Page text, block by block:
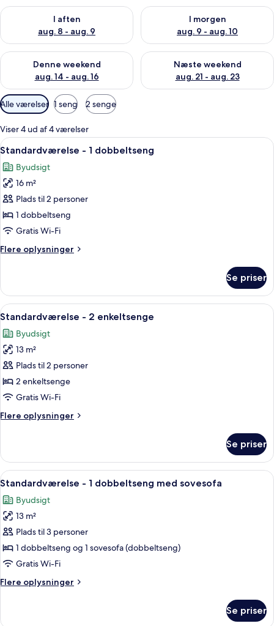
I aften
aug. 8 - aug. 9
Tjek tilgængelighed for i aften aug. 8 - aug. 9
I morgen
aug. 9 - aug. 10
Tjek tilgængelighed for i
Denne weekend
aug. 14 - aug. 16
Tjek tilgængelighed for denne weekend aug. 14 - aug. 16
Næste weekend
aug. 21 - aug. 23
Tjek tilgængelighed for næste
Tilgængelige
filtre
for
værelser
Alle værelser 1 seng 2 senge
Viser 4 ud af 4 værelser
Indlæs
alle
billeder
af
Standardværelse
-
1
Standardværelse - 1 dobbeltseng |
12
Standardværelse - 1 dobbeltseng
Byudsigt
16 m²
Plads til 2 personer
1 dobbeltseng
Gratis Wi-Fi
Flere oplysninger
Flere
-
dobbeltseng
Se priser
Indlæs
alle
billeder
af
Standardværelse
-
2
Pengeskab på værelset, skrivebord,
9
Standardværelse - 2 enkeltsenge
Byudsigt
13 m²
Plads til 2 personer
2 enkeltsenge
Gratis Wi-Fi
Flere oplysninger
Flere
-
enkeltsenge
Se priser
Indlæs
alle
billeder
af
Standardværelse
-
1
med
Pengeskab på værelset, skrivebord,
10
Standardværelse - 1 dobbeltseng med sovesofa
Byudsigt
13 m²
Plads til 3 personer
1 dobbeltseng og 1 sovesofa (dobbeltseng)
Gratis Wi-Fi
Flere oplysninger
Flere
Se priser